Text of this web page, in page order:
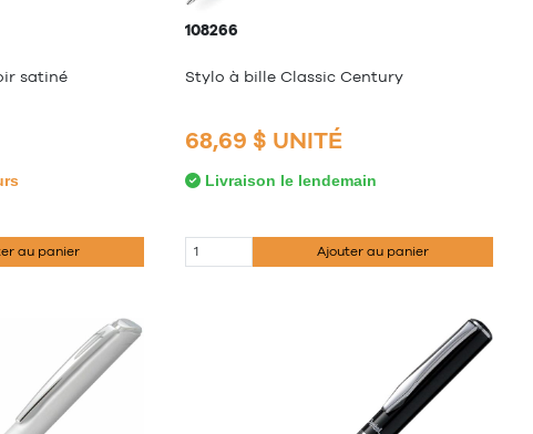
satiné
au panier
108266
Stylo à bille Classic Century
68,69 $ UNITÉ
Livraison le lendemain
Ajouter au panier